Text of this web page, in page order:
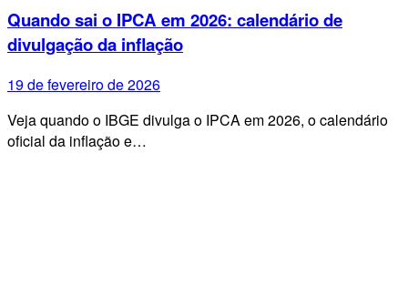
Quando sai o IPCA em 2026: calendário de
divulgação da inflação
19 de fevereiro de 2026
Veja quando o IBGE divulga o IPCA em 2026, o calendário
oficial da inflação e…